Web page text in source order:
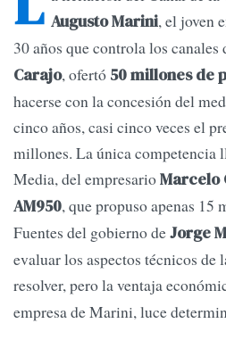
Augusto Marini, el joven
30 años que controla los canales
Carajo, ofertó 50 millones de
hacerse con la concesión del
cinco años, casi cinco veces el
millones. La única competencia
Media, del empresarioMarcelo
AM950, que propuso apenas 15
Fuentes del gobierno deJorge
evaluar los aspectos técnicos de
resolver, pero la ventaja
empresa de Marini, luce